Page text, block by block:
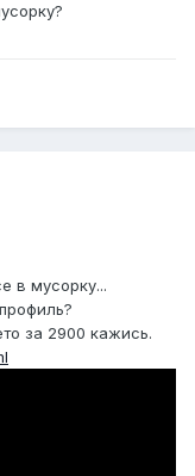
в мусорку...
за 2900 кажись.